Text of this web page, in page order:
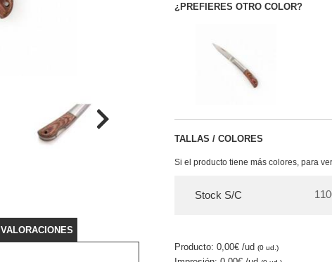
VALORACIONES
¿PREFIERES OTRO COLOR?
TALLAS / COLORES
Si el producto tiene más colores, para
Stock S/C
Producto: 0,00€ /ud (0 ud.)